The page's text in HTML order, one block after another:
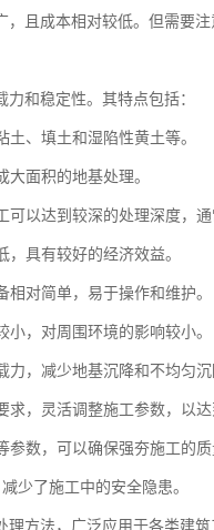
且成本相对较低。但需要
和稳定性。其特点包括：
、填土和湿陷性黄土等。
面积的地基处理。
以达到较深的处理深度，通
具有较好的经济效益。
对简单，易于操作和维护。
，对周围环境的影响较小。
，减少地基沉降和不均匀沉
，灵活调整施工参数，以达
数，可以确保强夯施工的质
少了施工中的安全隐患。
方法，广泛应用于各类建筑